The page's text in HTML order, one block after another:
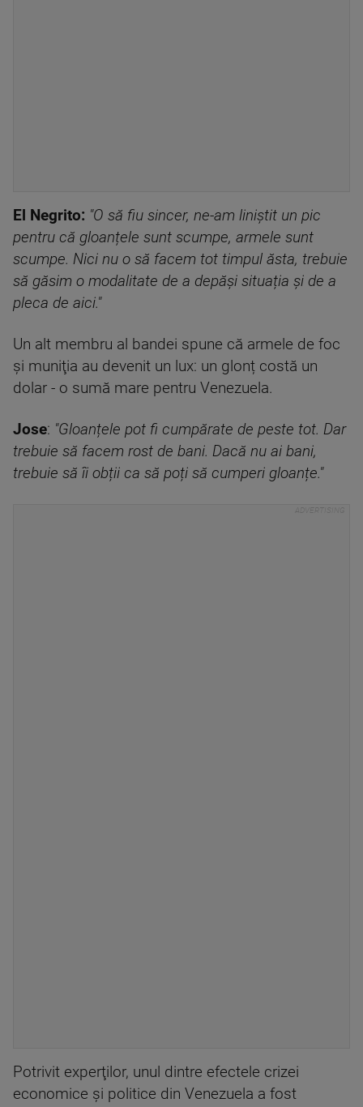
El Negrito: "O să fiu sincer, ne-am liniștit un pic
pentru că gloanțele sunt scumpe, armele sunt
scumpe. Nici nu o să facem tot timpul ăsta, trebuie
să găsim o modalitate de a depăși situația și de a
pleca de aici."
Un alt membru al bandei spune că armele de foc
şi muniţia au devenit un lux: un glonț costă un
dolar - o sumă mare pentru Venezuela.
Jose: "Gloanțele pot fi cumpărate de peste tot. Dar
trebuie să facem rost de bani. Dacă nu ai bani,
trebuie să îi obții ca să poți să cumperi gloanțe."
Potrivit experţilor, unul dintre efectele crizei
economice şi politice din Venezuela a fost